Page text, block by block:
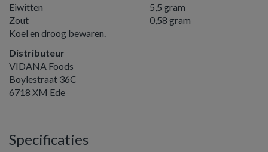
Eiwitten
5,5 gram
Zout
0,58 gram
Koel en droog bewaren.
Distributeur
VIDANA Foods
Boylestraat 36C
6718 XM Ede
Specificaties